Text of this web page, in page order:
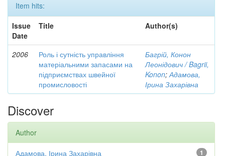
Item hits:
Issue
Date
Title Author(s)
2006
Роль і сутність управління
матеріальними запасами на
підприємствах швейної
промисловості
Багрій, Конон
Леонідович / Bagrii,
Konon;Адамова,
Ірина Захарівна
Discover
Author
1
Адамова, Ірина Захарівна